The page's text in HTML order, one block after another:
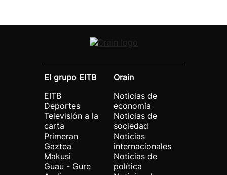
El grupo EITB
EITB
Deportes
Televisión a la
carta
Primeran
Gaztea
Makusi
Guau - Gure
Orain
Noticias de
economía
Noticias de
sociedad
Noticias
internacionales
Noticias de
política